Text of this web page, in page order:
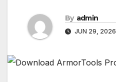
By admin
JUN 29, 2026